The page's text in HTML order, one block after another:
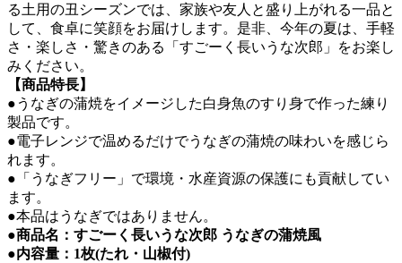
る土用の丑シーズンでは、家族や友人と盛り上がれる一品と
して、食卓に笑顔をお届けします。是非、今年の夏は、手軽
さ・楽しさ・驚きのある「すごーく長いうな次郎」をお楽し
みください。
【商品特長】
●うなぎの蒲焼をイメージした白身魚のすり身で作った練り
製品です。
●電子レンジで温めるだけでうなぎの蒲焼の味わいを感じら
れます。
●「うなぎフリー」で環境・水産資源の保護にも貢献してい
ます。
●本品はうなぎではありません。
●商品名：すごーく長いうな次郎 うなぎの蒲焼風
●内容量：1枚(たれ・山椒付)